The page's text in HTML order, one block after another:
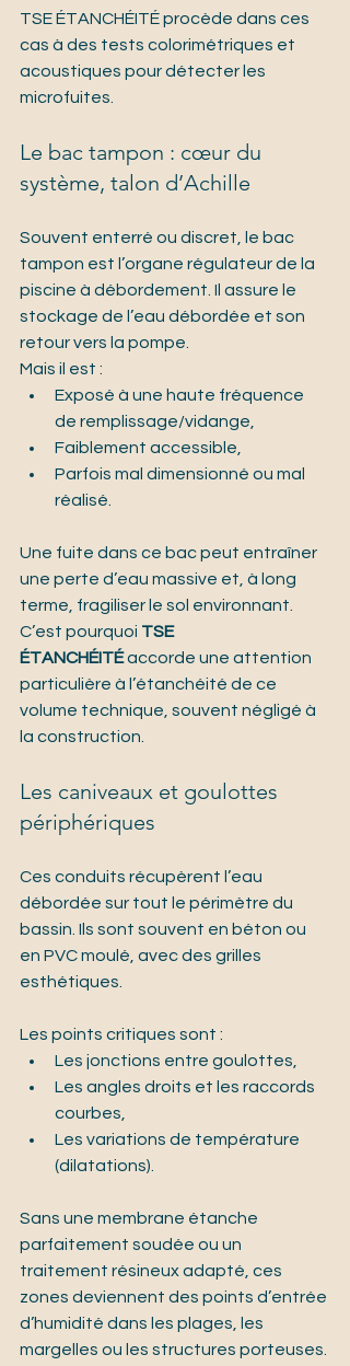
TSE ÉTANCHÉITÉ procède dans ces
cas à des tests colorimétriques et
acoustiques pour détecter les
microfuites.
Le bac tampon : cœur du
système, talon d’Achille
Souvent enterré ou discret, le bac
tampon est l’organe régulateur de la
piscine à débordement. Il assure le
stockage de l’eau débordée et son
retour vers la pompe.
Mais il est :
Exposé à une haute fréquence
de remplissage/vidange,
Faiblement accessible,
Parfois mal dimensionné ou mal
réalisé.
Une fuite dans ce bac peut entraîner
une perte d’eau massive et, à long
terme, fragiliser le sol environnant.
C’est pourquoi TSE
ÉTANCHÉITÉ accorde une attention
particulière à l’étanchéité de ce
volume technique, souvent négligé à
la construction.
Les caniveaux et goulottes
périphériques
Ces conduits récupèrent l’eau
débordée sur tout le périmètre du
bassin. Ils sont souvent en béton ou
en PVC moulé, avec des grilles
esthétiques.
Les points critiques sont :
Les jonctions entre goulottes,
Les angles droits et les raccords
courbes,
Les variations de température
(dilatations).
Sans une membrane étanche
parfaitement soudée ou un
traitement résineux adapté, ces
zones deviennent des points d’entrée
d’humidité dans les plages, les
margelles ou les structures porteuses.